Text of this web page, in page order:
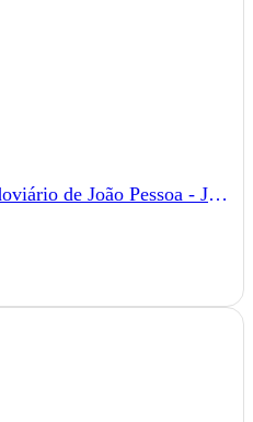
Terminal Rodoviário de João Pessoa - João Pessoa - PB